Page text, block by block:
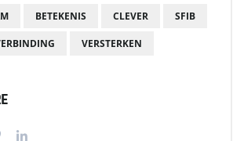
BETEKENIS CLEVER SFIB
VERSTERKEN